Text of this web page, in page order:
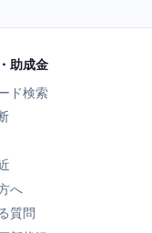
助成金
ド検索
へ
質問